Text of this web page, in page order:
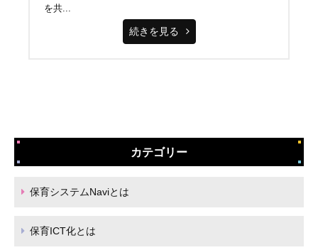
を共...
続きを見る
カテゴリー
保育システムNaviとは
保育ICT化とは